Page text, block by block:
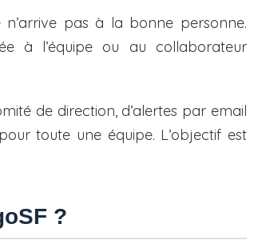
pas à la bonne personne.
à l’équipe ou au collaborateur
de direction, d’alertes par email
toute une équipe. L’objectif est
?